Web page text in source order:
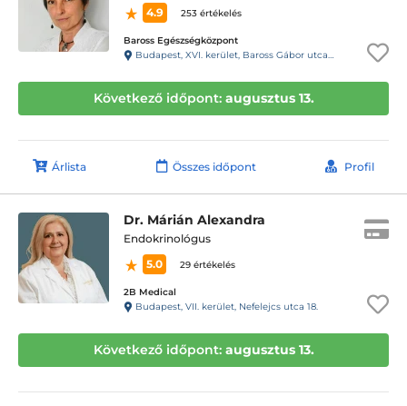
4.9
253 értékelés
Baross Egészségközpont
Budapest, XVI. kerület, Baross Gábor utca 40.
Következő időpont: augusztus 13.
Árlista Összes időpont Profil
Dr. Márián Alexandra
Endokrinológus
5.0
29 értékelés
2B Medical
Budapest, VII. kerület, Nefelejcs utca 18.
Következő időpont: augusztus 13.